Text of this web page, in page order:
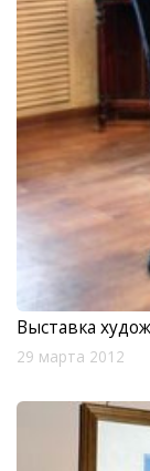
Выставка
29 марта 2012